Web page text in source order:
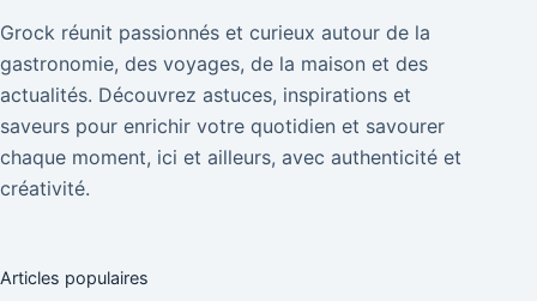
Grock réunit passionnés et curieux autour de la
gastronomie, des voyages, de la maison et des
actualités. Découvrez astuces, inspirations et
saveurs pour enrichir votre quotidien et savourer
chaque moment, ici et ailleurs, avec authenticité et
créativité.
Articles populaires